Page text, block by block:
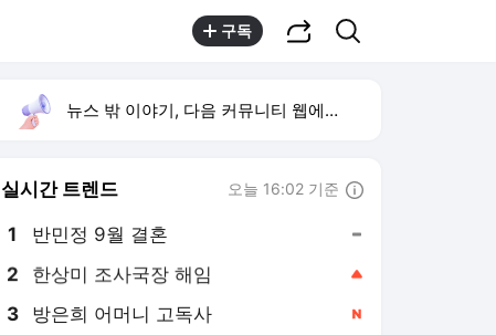
구독
뉴스 밖 이야기, 다음 커뮤니티 웹에서 보기
실시간 트렌드 오늘 16:02 기준
1 반민정 9월 결혼
2 한상미 조사국장 해임
3 방은희 어머니 고독사